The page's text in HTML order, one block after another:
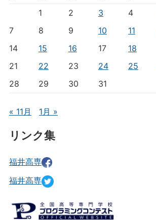
1
2 3 4
7
8 9 10 11
14
15 16 17 18
21
22 23 24 25
28
29 30 31
« 11月 1月 »
リンク集
福井高専
福井高専